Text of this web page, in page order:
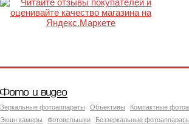
Фото и видео
Зеркальные фотоаппараты Объективы
Компактные
Экшн камеры
Фотовспышки
Беззеркальные фотоаппараты